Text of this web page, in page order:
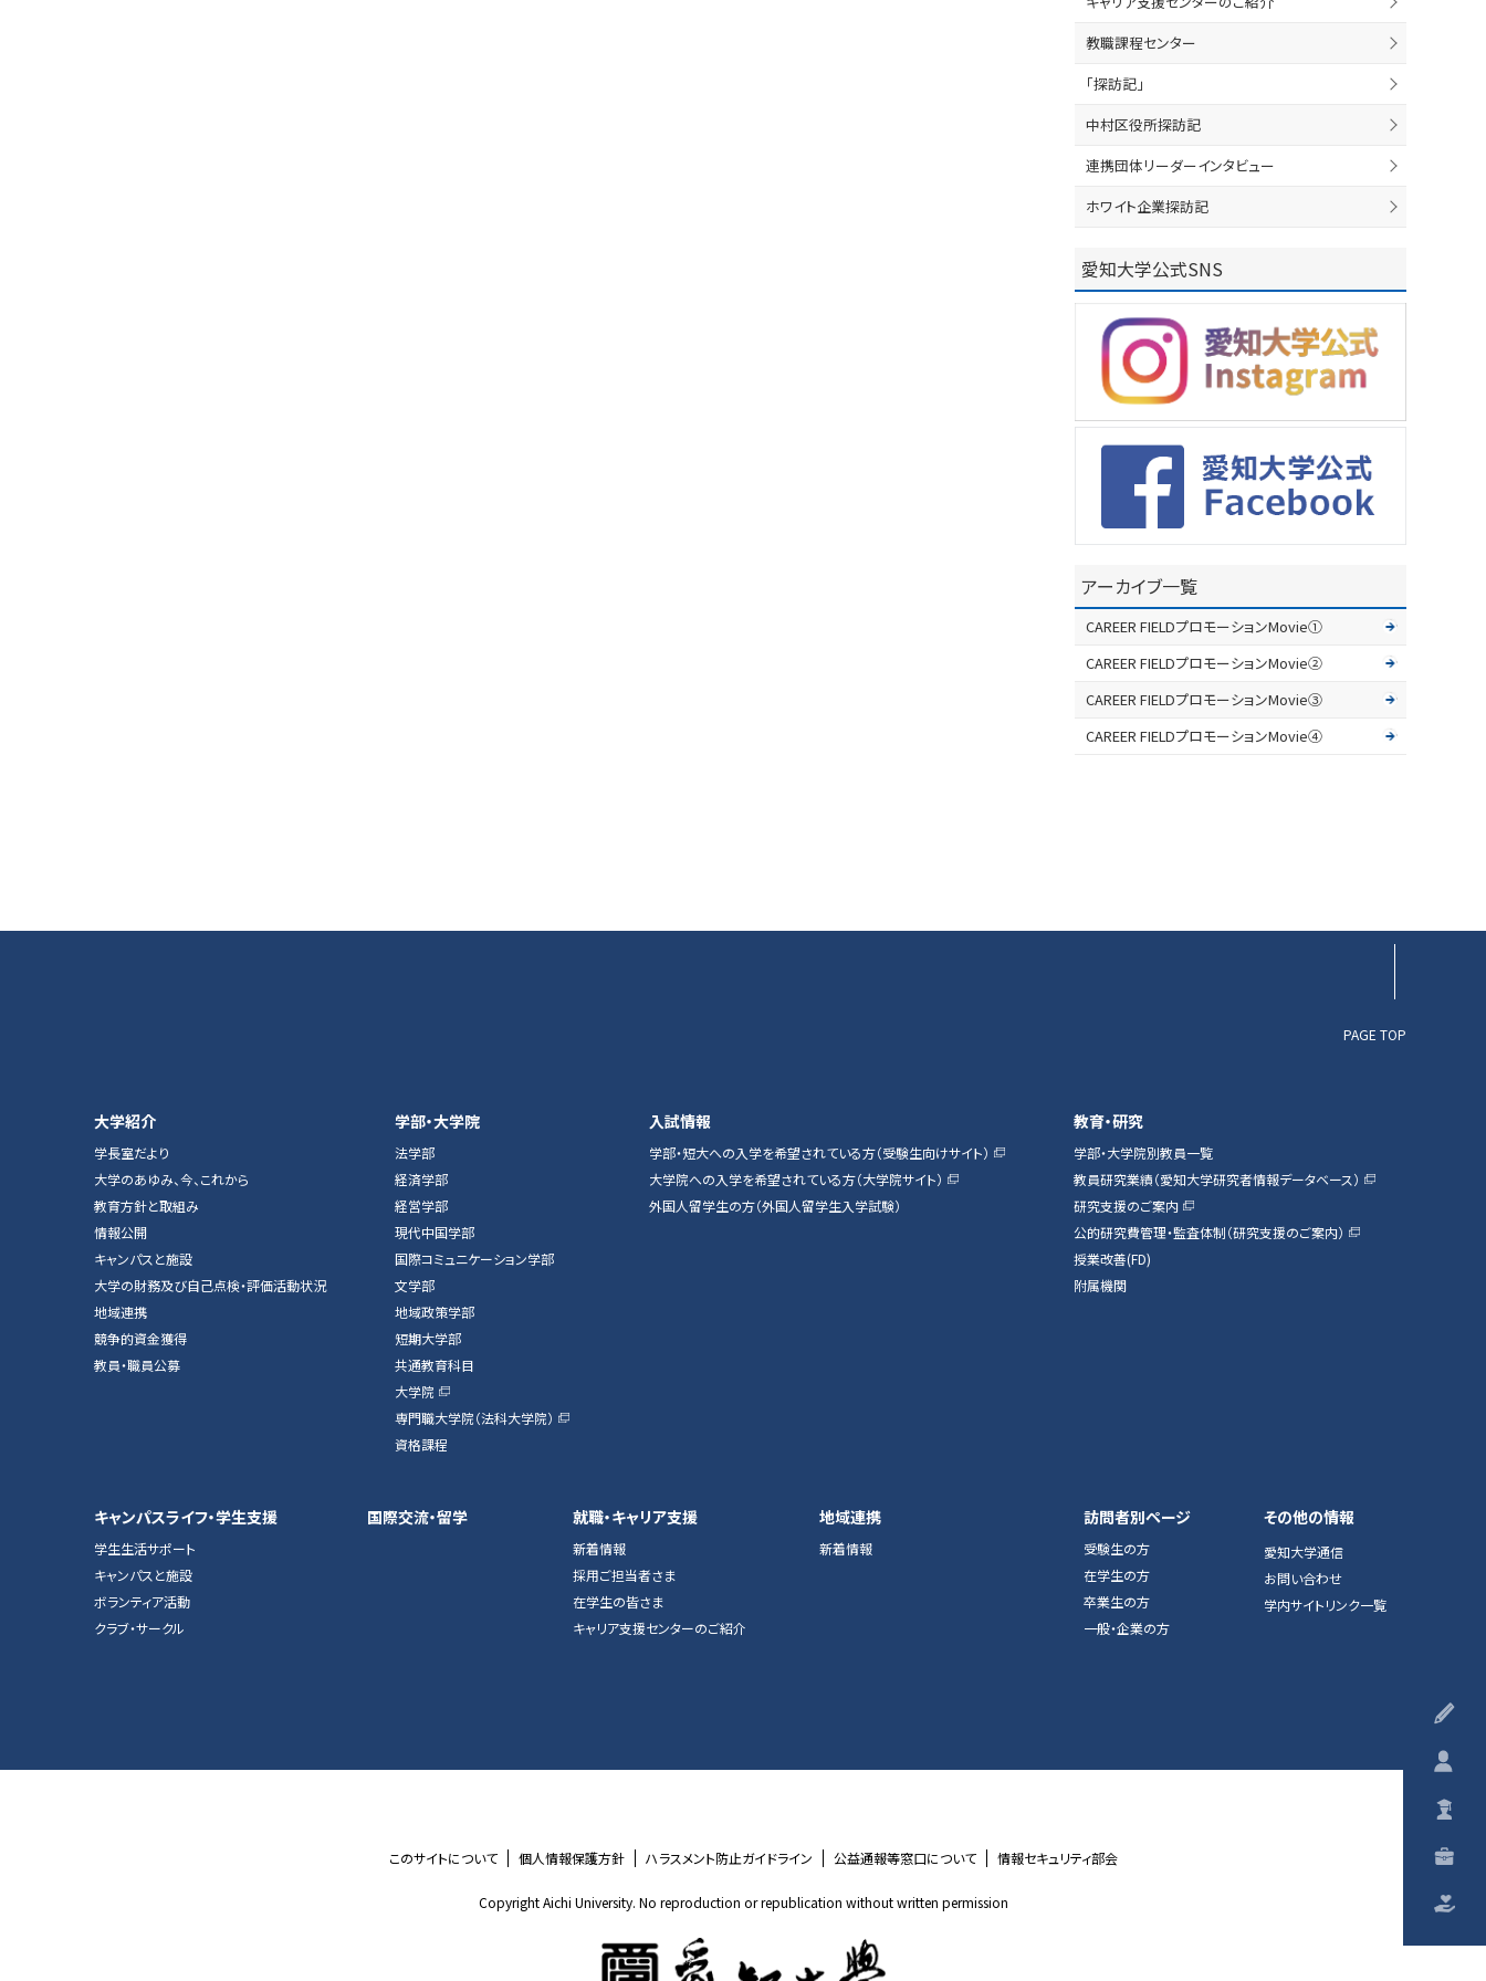
教職課程センター
「探訪記」
中村区役所探訪記
連携団体リーダーインタビュー
ホワイト企業探訪記
愛知大学公式SNS
アーカイブ一覧
CAREER FIELDプロモーションMovie①
CAREER FIELDプロモーションMovie②
CAREER FIELDプロモーションMovie③
CAREER FIELDプロモーションMovie④
PAGE TOP
大学紹介
学長室だより
大学のあゆみ、今、これから
教育方針と取組み
情報公開
キャンパスと施設
大学の財務及び自己点検・評価活動状況
地域連携
競争的資金獲得
教員・職員公募
学部・大学院
法学部
経済学部
経営学部
現代中国学部
国際コミュニケーション学部
文学部
地域政策学部
短期大学部
共通教育科目
大学院
専門職大学院（法科大学院）
資格課程
入試情報
学部・短大への入学を希望されている方（受験生向けサイト）
大学院への入学を希望されている方（大学院サイト）
外国人留学生の方（外国人留学生入学試験）
教育・研究
学部・大学院別教員一覧
教員研究業績（愛知大学研究者情報データベース）
研究支援のご案内
公的研究費管理・監査体制（研究支援のご案内）
授業改善(FD)
附属機関
キャンパスライフ・学生支援
学生生活サポート
キャンパスと施設
ボランティア活動
クラブ・サークル
国際交流・留学 就職・キャリア支援
新着情報
採用ご担当者さま
在学生の皆さま
キャリア支援センターのご紹介
地域連携
新着情報
訪問者別ページ
受験生の方
在学生の方
卒業生の方
一般・企業の方
その他の情報
愛知大学通信
お問い合わせ
学内サイトリンク一覧
このサイトについて 個人情報保護方針 ハラスメント防止ガイドライン 公益通報等窓口について 情報セキュリティ部会
Copyright Aichi University. No reproduction or republication without written permission